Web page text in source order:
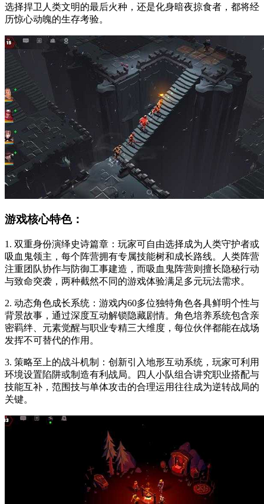
选择捍卫人类文明的最后火种，还是化身暗夜掠食者，都将经
历惊心动魄的生存考验。
游戏核心特色：
1. 双重身份演绎史诗篇章：玩家可自由选择成为人类守护者或
吸血鬼领主，每个阵营拥有专属技能树和成长路线。人类阵营
注重团队协作与防御工事建造，而吸血鬼阵营则擅长隐秘行动
与致命突袭，两种截然不同的游戏体验满足多元玩法需求。
2. 动态角色成长系统：游戏内60多位独特角色各具鲜明个性与
背景故事，通过深度互动解锁隐藏剧情。角色培养系统包含亲
密羁绊、元素觉醒与职业专精三大维度，每位伙伴都能在战场
发挥不可替代的作用。
3. 策略至上的战斗机制：创新引入地形互动系统，玩家可利用
环境设置陷阱或制造有利战局。四人小队组合讲究职业搭配与
技能互补，范围技与单体攻击的合理运用往往成为逆转战局的
关键。